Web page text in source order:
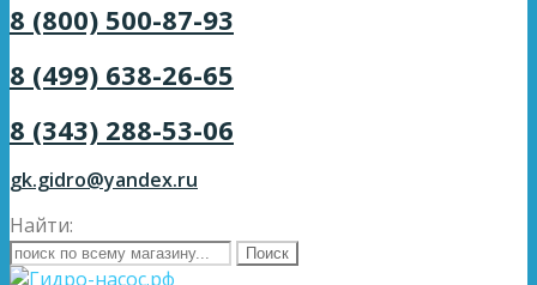
8 (800) 500-87-93
8 (499) 638-26-65
8 (343) 288-53-06
gk.gidro@yandex.ru
Найти: